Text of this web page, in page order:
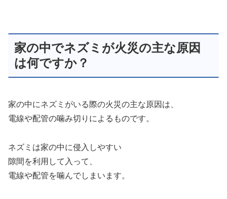
家の中でネズミが火災の主な原因
は何ですか？
家の中にネズミがいる際の火災の主な原因は、
電線や配管の噛み切りによるものです。
ネズミは家の中に侵入しやすい
隙間を利用して入って、
電線や配管を噛んでしまいます。